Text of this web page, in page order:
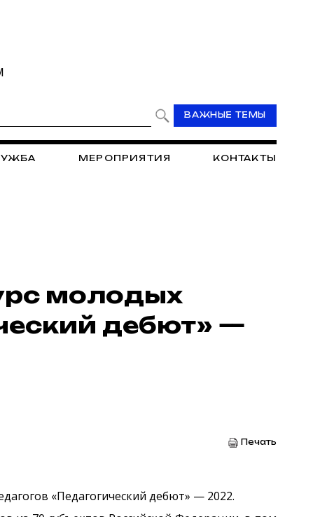
ВАЖНЫЕ ТЕМЫ
МЕРОПРИЯТИЯ КОНТАКТЫ
молодых
дебют» —
Печать
«Педагогический дебют» — 2022.